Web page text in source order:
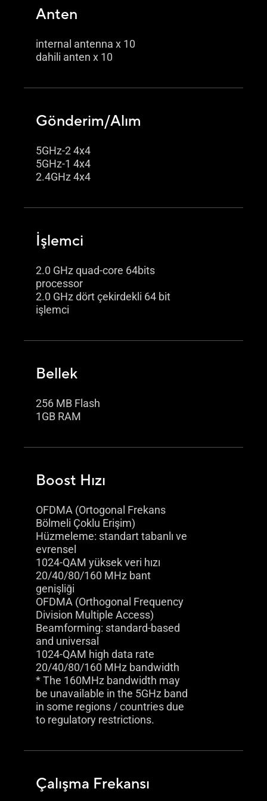
Anten
internal antenna x 10
dahili anten x 10
Gönderim/Alım
5GHz-2 4x4
5GHz-1 4x4
2.4GHz 4x4
İşlemci
2.0 GHz quad-core 64bits
processor
2.0 GHz dört çekirdekli 64 bit
işlemci
Bellek
256 MB Flash
1GB RAM
Boost Hızı
OFDMA (Ortogonal Frekans
Bölmeli Çoklu Erişim)
Hüzmeleme: standart tabanlı ve
evrensel
1024-QAM yüksek veri hızı
20/40/80/160 MHz bant
genişliği
OFDMA (Orthogonal Frequency
Division Multiple Access)
Beamforming: standard-based
and universal
1024-QAM high data rate
20/40/80/160 MHz bandwidth
* The 160MHz bandwidth may
be unavailable in the 5GHz band
in some regions / countries due
to regulatory restrictions.
Çalışma Frekansı